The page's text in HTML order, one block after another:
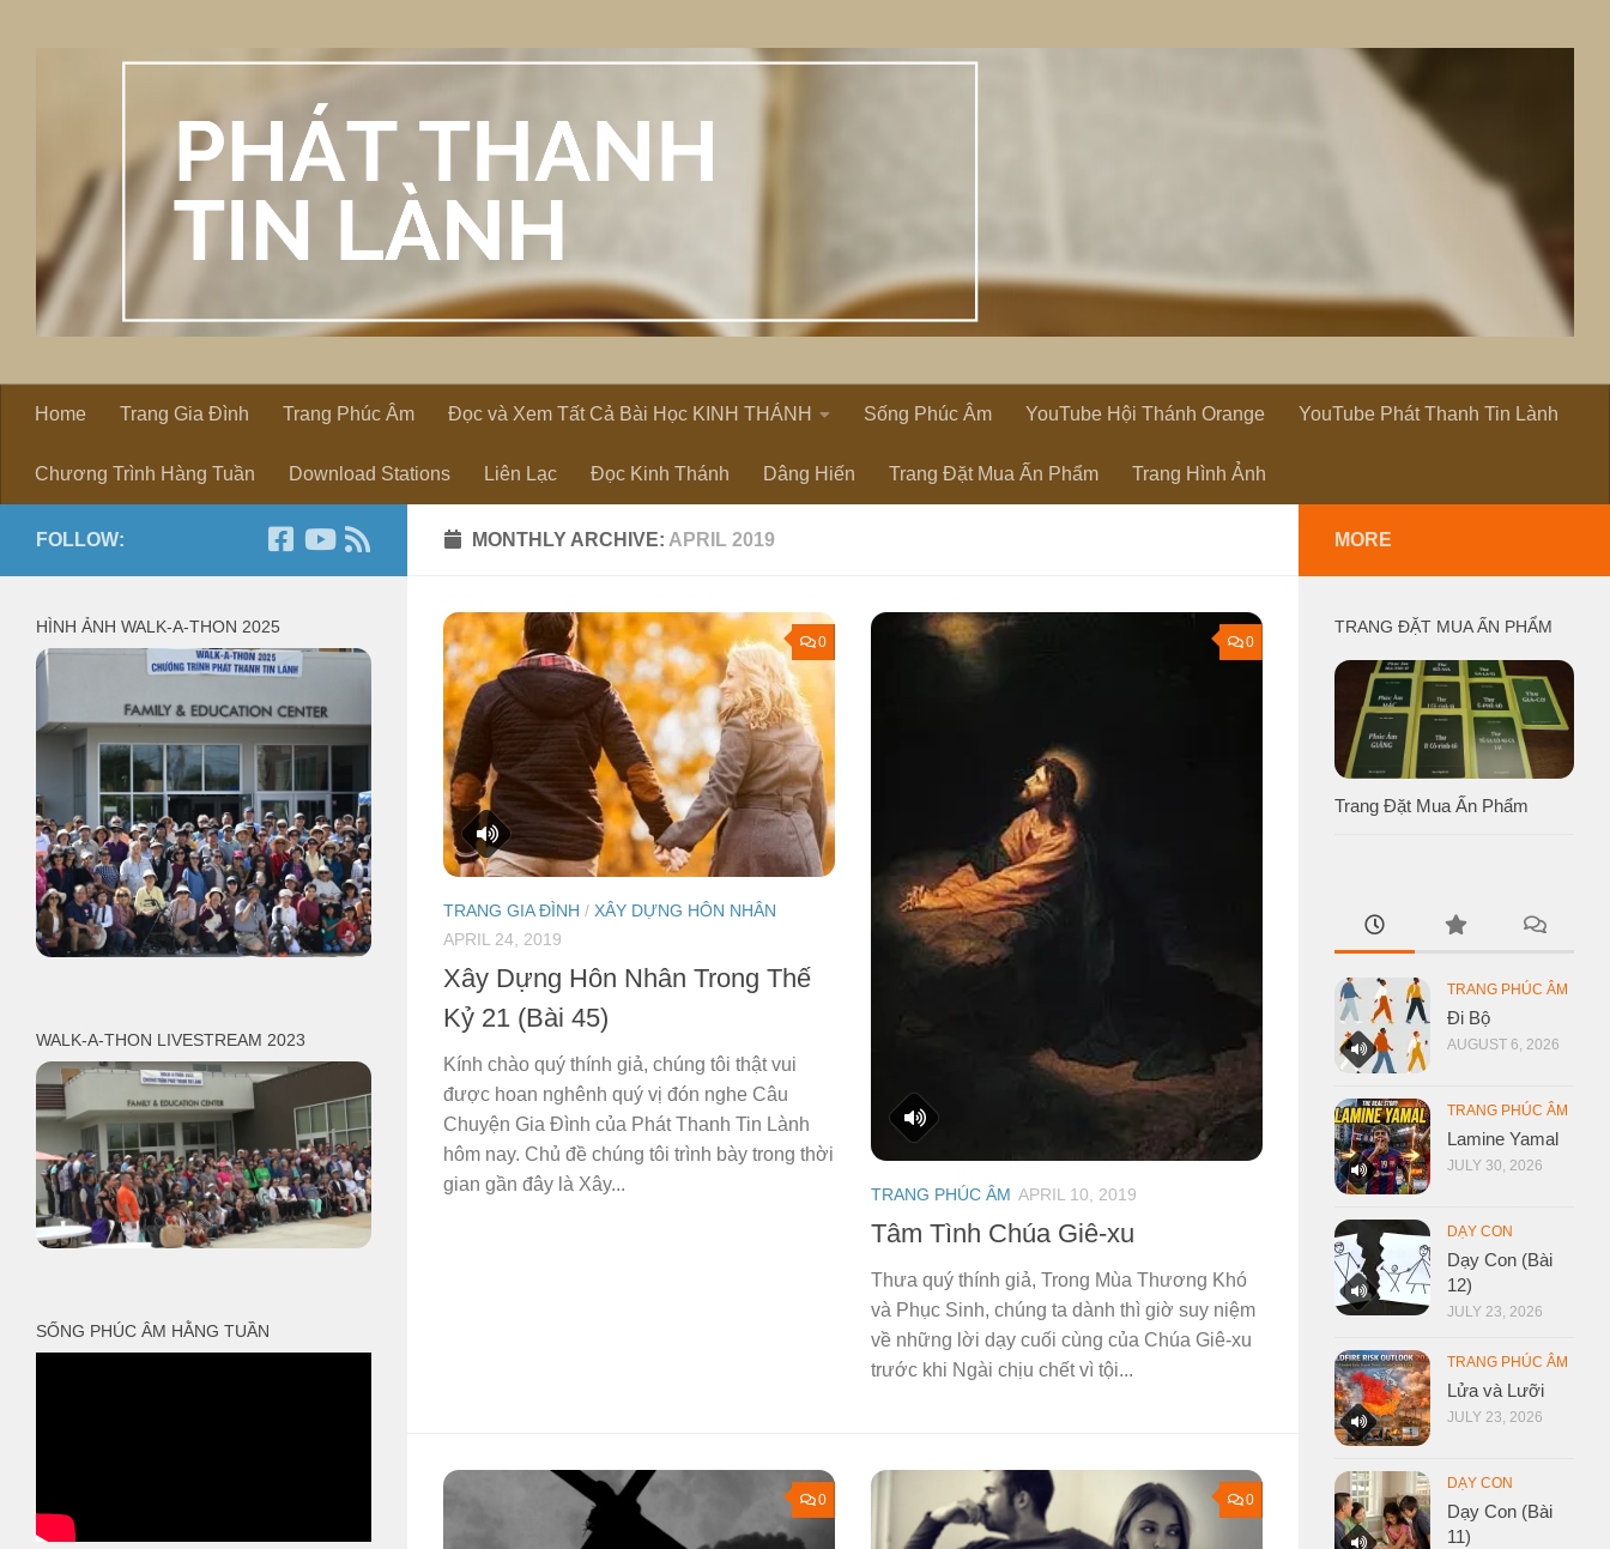
Home Trang Gia Đình Trang Phúc Âm Đọc và Xem Tất Cả Bài Học KINH THÁNH Sống Phúc Âm YouTube Hội Thánh Orange YouTube Phát Thanh Tin Lành
Chương Trình Hàng Tuần Download Stations Liên Lạc Đọc Kinh Thánh Dâng Hiến Trang Đặt Mua Ấn Phẩm Trang Hình Ảnh
MONTHLY ARCHIVE: APRIL 2019
0
TRANG GIA ĐÌNH / XÂY DỰNG HÔN NHÂN
APRIL 24, 2019
Xây Dựng Hôn Nhân Trong Thế
Kỷ 21 (Bài 45)
Kính chào quý thính giả, chúng tôi thật vui
được hoan nghênh quý vị đón nghe Câu
Chuyện Gia Đình của Phát Thanh Tin Lành
hôm nay. Chủ đề chúng tôi trình bày trong thời
gian gần đây là Xây...
0
TRANG PHÚC ÂM APRIL 10, 2019
Tâm Tình Chúa Giê-xu
Thưa quý thính giả, Trong Mùa Thương Khó
và Phục Sinh, chúng ta dành thì giờ suy niệm
về những lời dạy cuối cùng của Chúa Giê-xu
trước khi Ngài chịu chết vì tội...
0 0
FOLLOW:
HÌNH ẢNH WALK-A-THON 2025
WALK-A-THON LIVESTREAM 2023
SỐNG PHÚC ÂM HẰNG TUẦN
MORE
TRANG ĐẶT MUA ẤN PHẨM
Trang Đặt Mua Ấn Phẩm
TRANG PHÚC ÂM
Đi Bộ
AUGUST 6, 2026
TRANG PHÚC ÂM
Lamine Yamal
JULY 30, 2026
DẠY CON
Dạy Con (Bài
12)
JULY 23, 2026
TRANG PHÚC ÂM
Lửa và Lưỡi
JULY 23, 2026
DẠY CON
Dạy Con (Bài
11)